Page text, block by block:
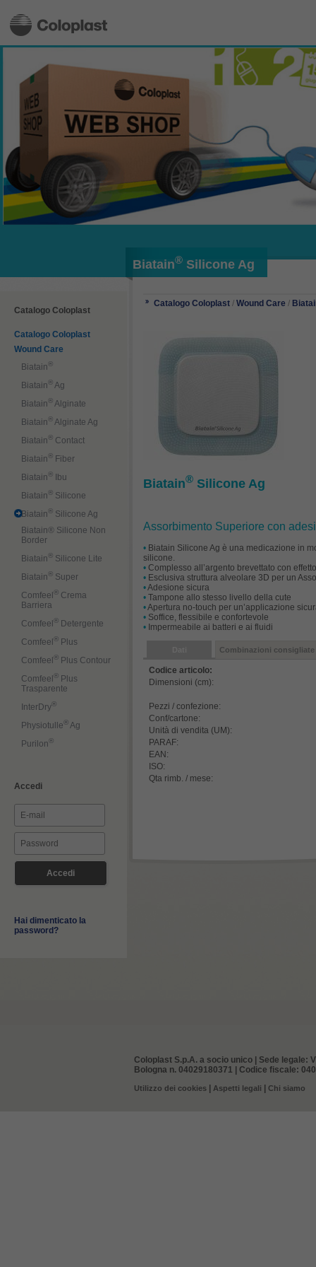
Biatain® Silicone Ag
Catalogo Coloplast
Catalogo Coloplast
Wound Care
Biatain ®
Biatain ® Ag
Biatain ® Alginate
Biatain ® Alginate Ag
Biatain ® Contact
Biatain ®
Fiber
Biatain ®
Ibu
Biatain ® Silicone
Biatain ® Silicone Ag
Biatain® Silicone Non
Border
Biatain ® Silicone Lite
Biatain ® Super
Comfeel ® Crema
Barriera
Comfeel ®
Detergente
Comfeel ®
Plus
Comfeel ®
Plus Contour
Comfeel ®
Plus
Trasparente
InterDry®
Physiotulle ® Ag
Purilon ®
Accedi
Hai dimenticato la
password?
Catalogo Coloplast / Wound Care /
Biatain® Silicone Ag
Assorbimento Superiore con
• Biatain Silicone Ag è una medicazione in
silicone.
• Complesso all’argento brevettato con
• Esclusiva struttura alveolare 3D per un
•Adesione sicura
• Tampone allo stesso livello della cute
•Apertura no-touch per un’applicazione
• Soffice, flessibile e confortevole
• Impermeabile ai batteri e ai fluidi
Combinazioni consigliate
Codice articolo:
Dimensioni (cm):
Pezzi / confezione:
Conf/cartone:
Unità di vendita (UM):
PARAF:
EAN:
ISO:
Qta rimb. / mese:
Coloplast S.p.A. a socio unico | Sede legale:
Bologna n. 04029180371 | Codice fiscale:
Utilizzo dei cookies Aspetti legali Chi siamo